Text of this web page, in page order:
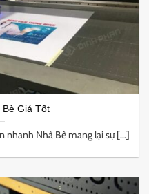
Bè Giá Tốt
nhanh Nhà Bè mang lại sự [...]